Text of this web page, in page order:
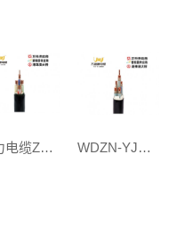
电力电缆ZC-YJV 3x35+1x16mm² WDZN-YJY 3x35+2x16mm²